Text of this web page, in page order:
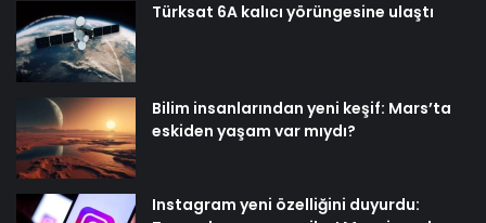
Türksat 6A kalıcı yörüngesine ulaştı
Bilim insanlarından yeni keşif: Mars’ta
eskiden yaşam var mıydı?
Instagram yeni özelliğini duyurdu: